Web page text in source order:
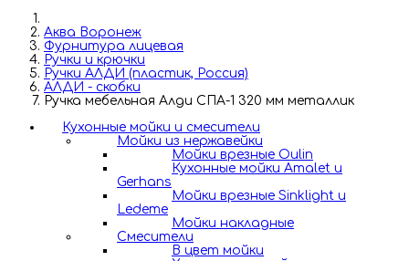
Аква Воронеж
Фурнитура лицевая
Ручки и крючки
Ручки АЛДИ (пластик, Россия)
АЛДИ - скобки
Ручка мебельная Алди СПА-1 320 мм металлик
Кухонные мойки и смесители
Мойки из нержавейки
Мойки врезные Oulin
Кухонные мойки Amalet и
Gerhans
Мойки врезные Sinklight и
Ledeme
Мойки накладные
Смесители
В цвет мойки